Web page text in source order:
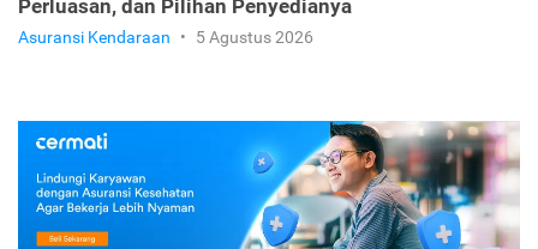
Perluasan, dan Pilihan Penyedianya
Asuransi Kendaraan • 5 Agustus 2026